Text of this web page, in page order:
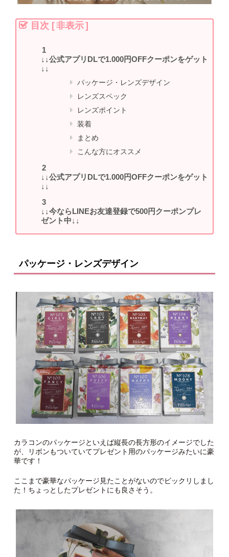
目次 [非表示]
↓↓公式アプリDLで1.000円OFFクーポンをゲット
↓↓
パッケージ・レンズデザイン
レンズスペック
レンズポイント
装着
まとめ
こんな方にオススメ
↓↓公式アプリDLで1.000円OFFクーポンをゲット
↓↓
↓↓今ならLINEお友達登録で500円クーポンプレ
ゼント中↓↓
パッケージ・レンズデザイン
カラコンのパッケージといえば縦長の長方形のイメージでした
が、リボンもついていてプレゼント用のパッケージみたいに豪
華です！
ここまで豪華なパッケージ見たことがないのでビックリしまし
た！ちょっとしたプレゼントにも良さそう。